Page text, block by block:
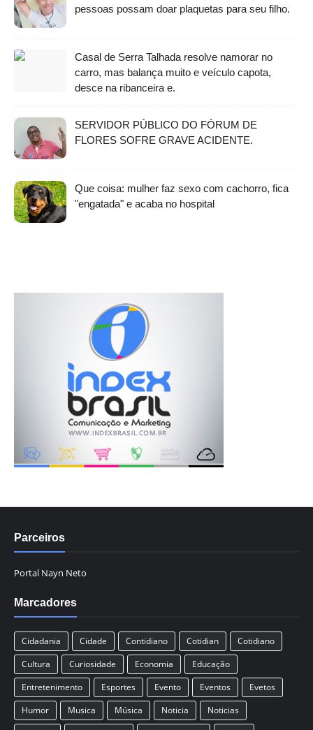
pessoas possam doar plaquetas para seu filho.
Casal de Serra Talhada resolve namorar no
carro, mas balança muito e veículo capota,
desce na ribanceira e.
SERVIDOR PÚBLICO DO FÓRUM DE
FLORES SOFRE GRAVE ACIDENTE.
Que coisa: mulher faz sexo com cachorro, fica
"engatada" e acaba no hospital
Parceiros
Portal Nayn Neto
Marcadores
Cidadania Cidade Contidiano Cotidian
Cotidiano
Cultura
Curiosidade Economia
Educação
Entretenimento
Esportes Evento Eventos
Evetos
Humor
Musica Música Noticia
Noticias